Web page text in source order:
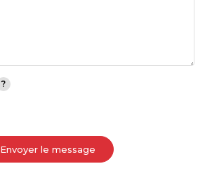
Envoyer le message